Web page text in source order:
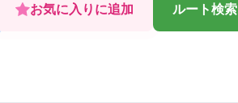
お気に入りに追加 ルート検索